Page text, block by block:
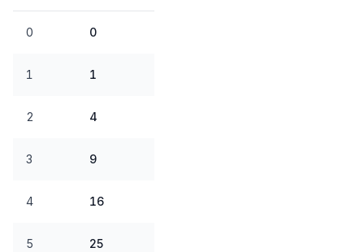
0 0
1 1
2 4
3 9
4 16
5 25